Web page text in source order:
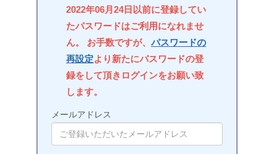
2022年06月24日以前に登録してい
たパスワードはご利用になれませ
ん。 お手数ですが、 パスワードの
再設定より新たにパスワードの登
録をして頂きログインをお願い致
します。
メールアドレス